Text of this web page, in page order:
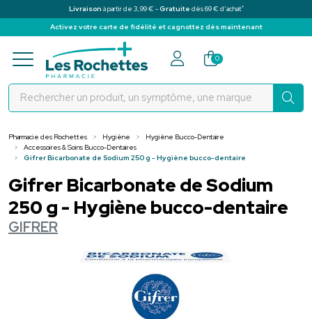
Livraison à partir de 3,99 € -Gratuite dès 69 € d’achat*
Activez votre carte de fidélité et cagnottez dès maintenant
Pharmacie des Rochettes Votre
0
Pharmacie des Rochettes Hygiène
Hygiène Bucco-Dentaire
Accessoires & Soins Bucco-Dentaires
Gifrer Bicarbonate de Sodium 250 g - Hygiène bucco-dentaire
Gifrer Bicarbonate de Sodium
250 g - Hygiène bucco-dentaire
GIFRER